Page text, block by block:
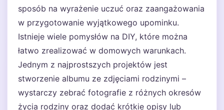
sposób na wyrażenie uczuć oraz zaangażowania
w przygotowanie wyjątkowego upominku.
Istnieje wiele pomysłów na DIY, które można
łatwo zrealizować w domowych warunkach.
Jednym z najprostszych projektów jest
stworzenie albumu ze zdjęciami rodzinymi –
wystarczy zebrać fotografie z różnych okresów
życia rodziny oraz dodać krótkie opisy lub